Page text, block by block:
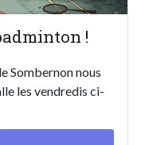
!
Sombernon nous
les vendredis ci-